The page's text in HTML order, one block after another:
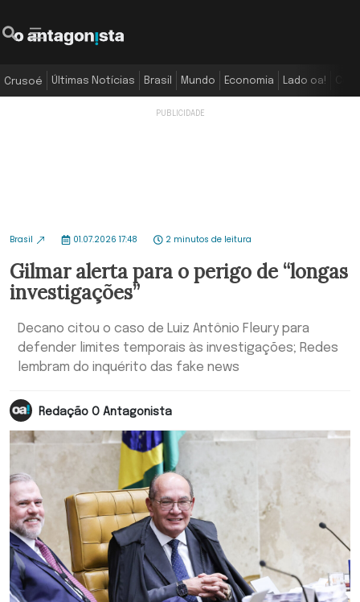
Crusoé Últimas Notícias Brasil Mundo Economia Lado oa!
Brasil 01.07.2026 17:48 2 minutos de leitura
Gilmar alerta para o perigo de “longas
investigações”
Decano citou o caso de Luiz Antônio Fleury para
defender limites temporais às investigações; Redes
lembram do inquérito das fake news
Redação O Antagonista